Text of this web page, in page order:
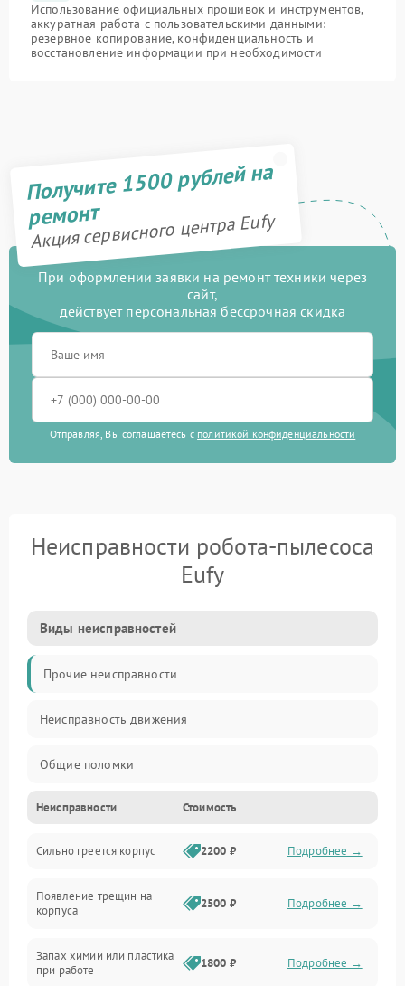
Использование официальных прошивок и инструментов,
аккуратная работа с пользовательскими данными:
резервное копирование, конфиденциальность и
восстановление информации при необходимости
Получите 1500 рублей на
ремонт
Акция сервисного центра Eufy
При оформлении заявки на ремонт техники через
сайт,
действует персональная бессрочная скидка
Отправляя, Вы соглашаетесь с политикой конфиденциальности
Неисправности робота-пылесоса
Eufy
Виды неисправностей
Прочие неисправности
Неисправность движения
Общие поломки
Неисправность датчиков
Неисправность программного обеспечения
Проблемы с сигналом
Неисправности Стоимость
Сильно греется корпус 2200 ₽ Подробнее →
Появление трещин на
корпуса
2500 ₽ Подробнее →
Запах химии или пластика
при работе
1800 ₽ Подробнее →